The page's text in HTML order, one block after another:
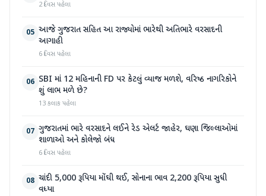
2 દિવસ પહેલા
05 આજે ગુજરાત સહિત આ રાજ્યોમાં ભારેથી અતિભારે વરસાદની
આગાહી
6 દિવસ પહેલા
06 SBI માં 12 મહિનાની FD પર કેટલું વ્યાજ મળશે, વરિષ્ઠ નાગરિકોને
શું લાભ મળે છે?
13 કલાક પહેલા
07 ગુજરાતમાં ભારે વરસાદને લઈને રેડ એલર્ટ જાહેર, ઘણા જિલ્લાઓમાં
શાળાઓ અને કોલેજો બંધ
6 દિવસ પહેલા
08 ચાંદી 5,000 રૂપિયા મોંઘી થઈ, સોનાના ભાવ 2,200 રૂપિયા સુધી
વધ્યા